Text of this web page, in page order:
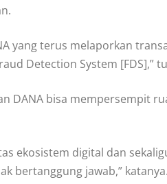
yang terus melaporkan
Detection System [FDS],”
DANA bisa mempersempit
ekosistem digital dan
bertanggung jawab,” katanya.